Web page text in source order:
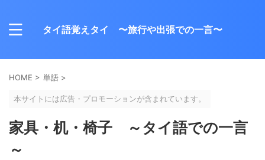
タイ語覚えタイ 〜旅行や出張での一言〜
HOME > 単語 >
本サイトには広告・プロモーションが含まれています。
家具・机・椅子 ～タイ語での一言
～